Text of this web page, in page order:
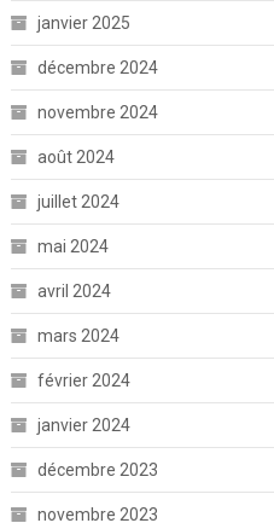
janvier 2025
décembre 2024
novembre 2024
août 2024
juillet 2024
mai 2024
avril 2024
mars 2024
février 2024
janvier 2024
décembre 2023
novembre 2023